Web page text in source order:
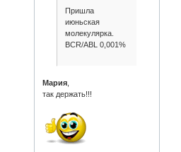
Пришла
июньская
молекулярка.
BCR/ABL 0,001%
Мария
так держать!!!